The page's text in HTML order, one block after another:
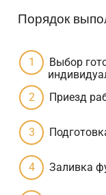
Порядок
Выбор
Приезд
Заливка